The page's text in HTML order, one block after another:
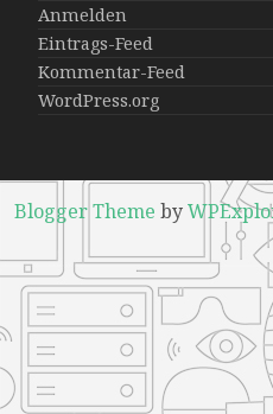
Anmelden
Eintrags-Feed
Kommentar-Feed
WordPress.org
Blogger Theme by